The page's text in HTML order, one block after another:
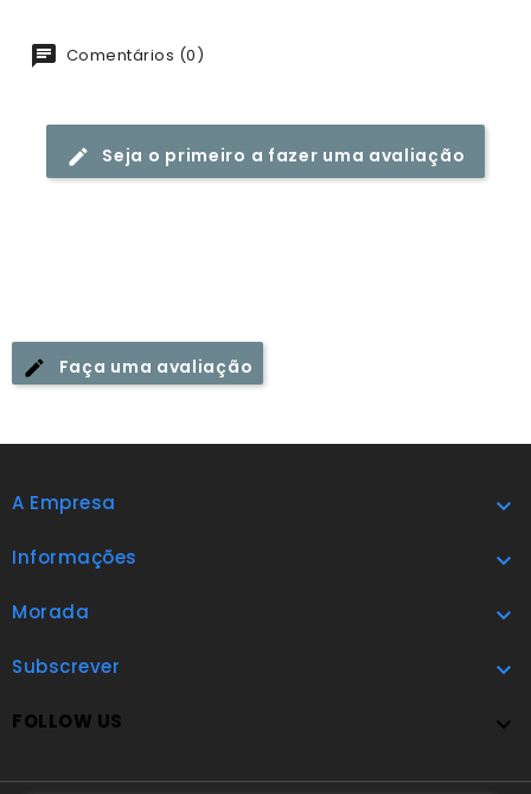
Comentários (0)
Seja o primeiro a fazer uma avaliação
Faça uma avaliação
A Empresa 
Informações 
Morada 
Subscrever 
FOLLOW US 